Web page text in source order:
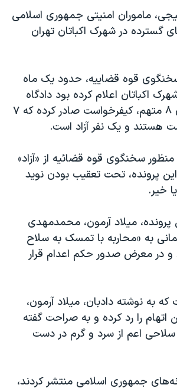
ماموران امنیتی جمهوری اسلامی
گسترده‌ در شهرک اکباتان تهران
قوه قضاییه، حدود یک ماه
اکباتان اعلام کرده بود دادگاه
انقلاب اسلامی برای ۸ متهم، کیفرخواست صادر کرده که ۷
هستند و یک نفر آزاد است.
سخنگوی قوه قضائیه از «آزاد»
پرونده، تحت تعقیب بودن نوید
خیر.
میلاد آرمون، محمدمهدی
به «محاربه با تمسک به سلاح
و در معرض صدور حکم اعدام قرار
به نوشته دادبان، میلاد آرمون،
اتهام را رد کرده و به صراحت گفته
اعم از سرد و گرم در دست
جمهوری اسلامی منتشر کردند،